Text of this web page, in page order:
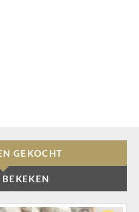
GEKOCHT